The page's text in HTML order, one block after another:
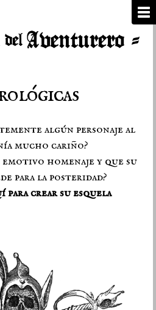
algún personaje al
mucho cariño?
homenaje y que su
para la posteridad?
para crear su esquela